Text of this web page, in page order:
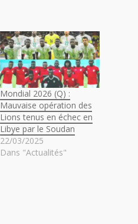
Mondial 2026 (Q) :
Mauvaise opération des
Lions tenus en échec en
Libye par le Soudan
22/03/2025
Dans "Actualités"